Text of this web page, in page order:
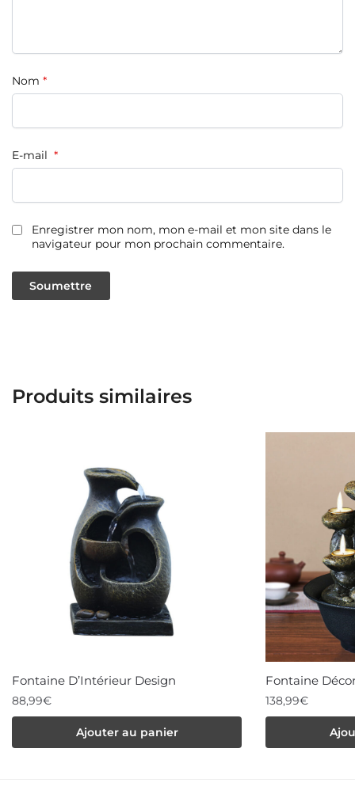
Nom *
E-mail *
Enregistrer mon nom, mon e-mail et mon site dans le
navigateur pour mon prochain commentaire.
Produits similaires
Fontaine D’Intérieur Design
88,99€
Ajouter au panier
Fontaine
138,99€